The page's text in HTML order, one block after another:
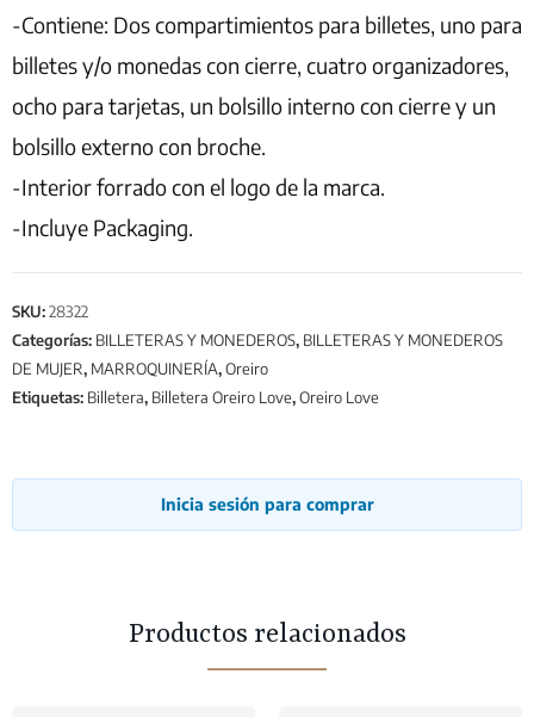
-Contiene: Dos compartimientos para billetes, uno para
billetes y/o monedas con cierre, cuatro organizadores,
ocho para tarjetas, un bolsillo interno con cierre y un
bolsillo externo con broche.
-Interior forrado con el logo de la marca.
-Incluye Packaging.
SKU:28322
Categorías: BILLETERAS Y MONEDEROS, BILLETERAS Y MONEDEROS
DE MUJER, MARROQUINERÍA,Oreiro
Etiquetas: Billetera, Billetera Oreiro Love,Oreiro Love
Inicia sesión para comprar
Productos relacionados